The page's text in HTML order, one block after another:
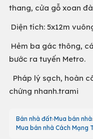
thang, cửa gỗ xoan
Diện tích: 5x12m
Hẻm ba gác thông,
bước ra tuyến Metro.
Pháp lý sạch, hoàn
chứng nhanh.trami
Bán nhà đất Mua bán nhà
Mua bán nhà Cách Mạng